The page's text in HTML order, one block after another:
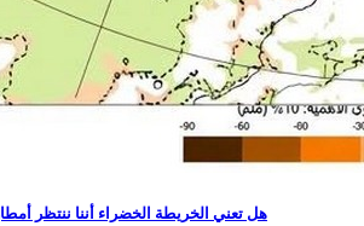
هل تعني الخريطة الخضراء أننا ننتظر